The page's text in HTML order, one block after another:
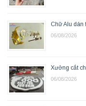
Chữ Alu dán
06/08/2026
Xưởng cắt
06/08/2026